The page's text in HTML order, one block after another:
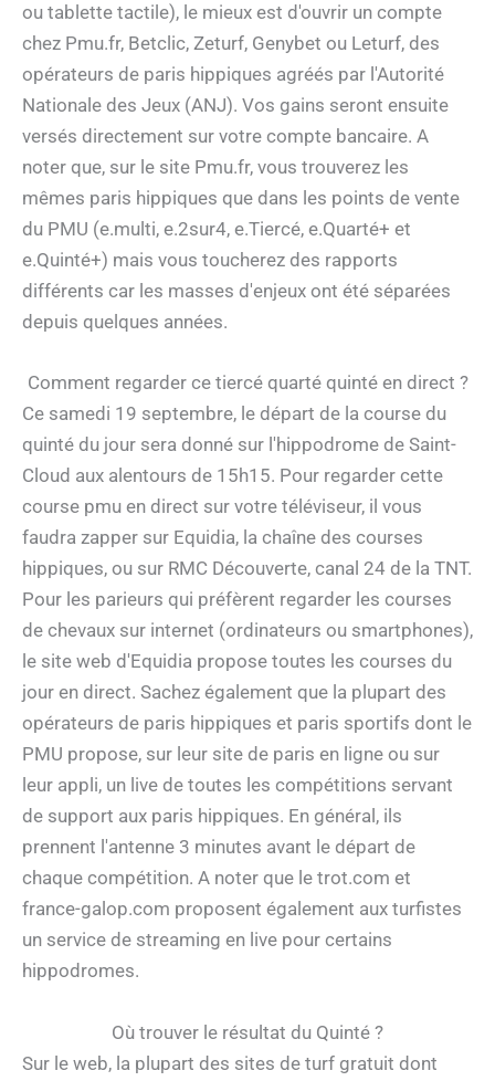
ou tablette tactile), le mieux est d'ouvrir un compte
chez Pmu.fr, Betclic, Zeturf, Genybet ou Leturf, des
opérateurs de paris hippiques agréés par l'Autorité
Nationale des Jeux (ANJ). Vos gains seront ensuite
versés directement sur votre compte bancaire. A
noter que, sur le site Pmu.fr, vous trouverez les
mêmes paris hippiques que dans les points de vente
du PMU (e.multi, e.2sur4, e.Tiercé, e.Quarté+ et
e.Quinté+) mais vous toucherez des rapports
différents car les masses d'enjeux ont été séparées
depuis quelques années.
Comment regarder ce tiercé quarté quinté en direct ?
Ce samedi 19 septembre, le départ de la course du
quinté du jour sera donné sur l'hippodrome de Saint-
Cloud aux alentours de 15h15. Pour regarder cette
course pmu en direct sur votre téléviseur, il vous
faudra zapper sur Equidia, la chaîne des courses
hippiques, ou sur RMC Découverte, canal 24 de la TNT.
Pour les parieurs qui préfèrent regarder les courses
de chevaux sur internet (ordinateurs ou smartphones),
le site web d'Equidia propose toutes les courses du
jour en direct. Sachez également que la plupart des
opérateurs de paris hippiques et paris sportifs dont le
PMU propose, sur leur site de paris en ligne ou sur
leur appli, un live de toutes les compétitions servant
de support aux paris hippiques. En général, ils
prennent l'antenne 3 minutes avant le départ de
chaque compétition. A noter que le trot.com et
france-galop.com proposent également aux turfistes
un service de streaming en live pour certains
hippodromes.
Où trouver le résultat du Quinté ?
Sur le web, la plupart des sites de turf gratuit dont